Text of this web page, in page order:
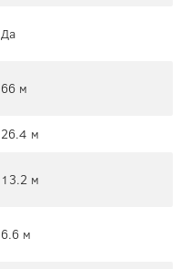
Да
66 м
26.4 м
13.2 м
6.6 м